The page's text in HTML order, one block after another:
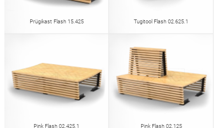
Prügikast Flash 15.425 Tugitool Flash 02.625.1
Pink Flash 02.425.1 Pink Flash 02.125